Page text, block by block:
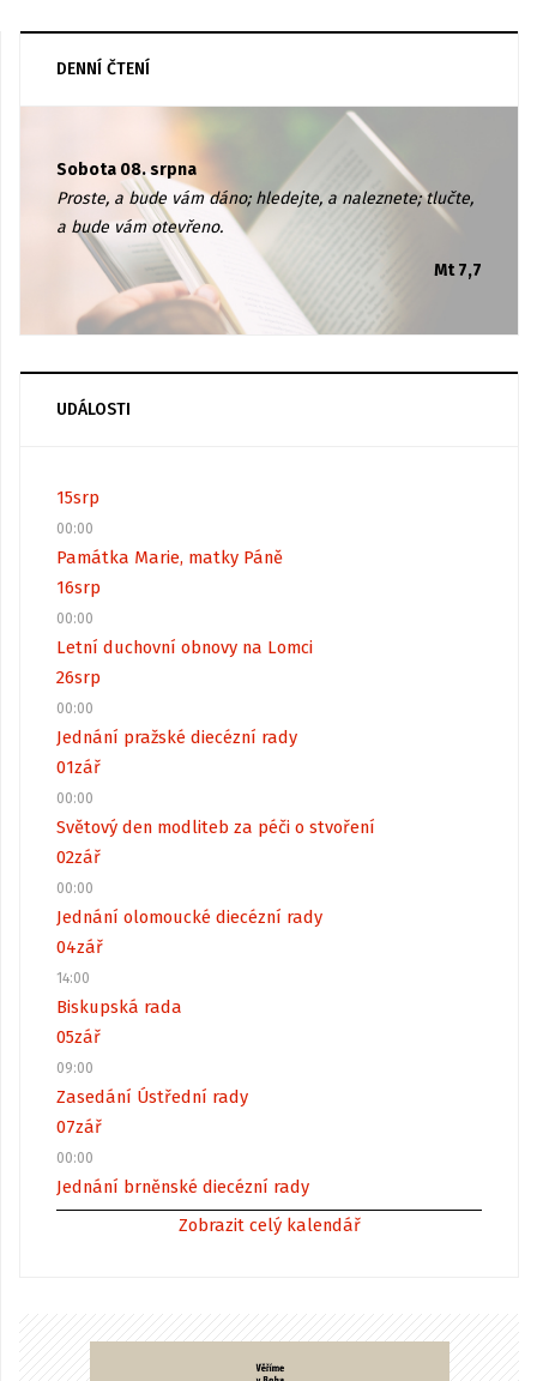
DENNÍ ČTENÍ
Sobota 08. srpna
Proste, a bude vám dáno; hledejte, a naleznete; tlučte,
a bude vám otevřeno.
Mt 7,7
UDÁLOSTI
15srp
00:00
Památka Marie, matky Páně
16srp
00:00
Letní duchovní obnovy na Lomci
26srp
00:00
Jednání pražské diecézní rady
01zář
00:00
Světový den modliteb za péči o stvoření
02zář
00:00
Jednání olomoucké diecézní rady
04zář
14:00
Biskupská rada
05zář
09:00
Zasedání Ústřední rady
07zář
00:00
Jednání brněnské diecézní rady
Zobrazit celý kalendář